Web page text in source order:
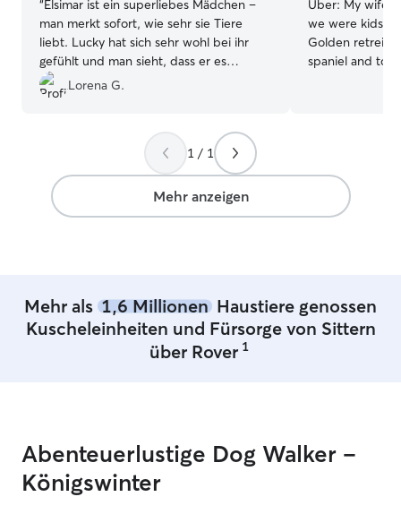
“Elsimar ist ein superliebes Mädchen –
man merkt sofort, wie sehr sie Tiere
liebt. Lucky hat sich sehr wohl bei ihr
gefühlt und man sieht, dass er es
genießt, mit ihr zu spielen. Sie schickt
uns immer Fotos und Videos, damit wir
sehr, wenn es um unseren Kleinen geht.
Wir empfehlen sie von Herzen weiter ✨
Lorena G.
Über: My wife
we were kids,
Golden
spaniel and
take care of your dog.
my wife will
home two
some days both of us!
around with us
1 / 1
Mehr anzeigen
Mehr als 1,6 Millionen Haustiere genossen
Kuscheleinheiten und Fürsorge von Sittern
über Rover 1
Abenteuerlustige Dog Walker –
Königswinter